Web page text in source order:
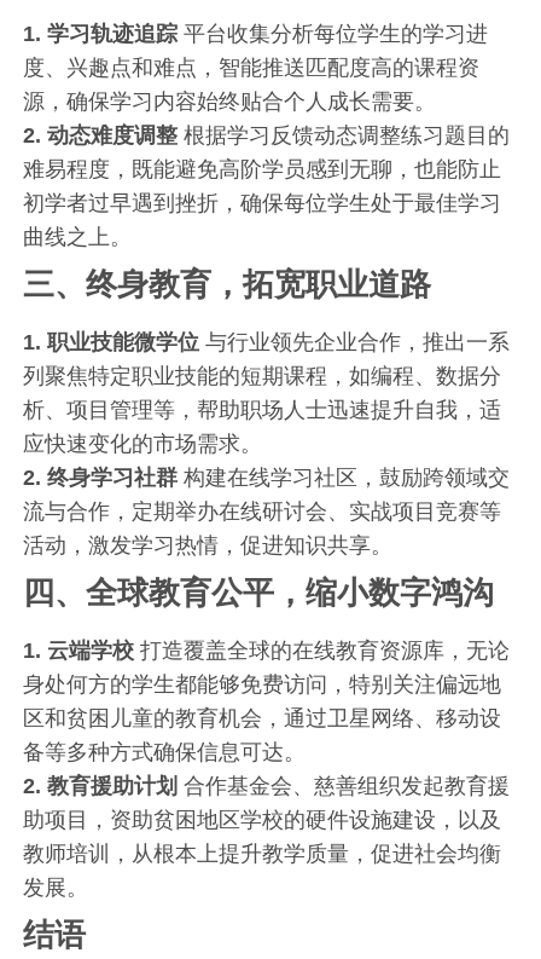
1. 学习轨迹追踪 平台收集分析每位学生的学习进
度、兴趣点和难点，智能推送匹配度高的课程资
源，确保学习内容始终贴合个人成长需要。
2. 动态难度调整 根据学习反馈动态调整练习题目的
难易程度，既能避免高阶学员感到无聊，也能防止
初学者过早遇到挫折，确保每位学生处于最佳学习
曲线之上。
三、终身教育，拓宽职业道路
1. 职业技能微学位 与行业领先企业合作，推出一系
列聚焦特定职业技能的短期课程，如编程、数据分
析、项目管理等，帮助职场人士迅速提升自我，适
应快速变化的市场需求。
2. 终身学习社群 构建在线学习社区，鼓励跨领域交
流与合作，定期举办在线研讨会、实战项目竞赛等
活动，激发学习热情，促进知识共享。
四、全球教育公平，缩小数字鸿沟
1. 云端学校 打造覆盖全球的在线教育资源库，无论
身处何方的学生都能够免费访问，特别关注偏远地
区和贫困儿童的教育机会，通过卫星网络、移动设
备等多种方式确保信息可达。
2. 教育援助计划 合作基金会、慈善组织发起教育援
助项目，资助贫困地区学校的硬件设施建设，以及
教师培训，从根本上提升教学质量，促进社会均衡
发展。
结语